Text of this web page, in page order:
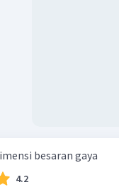
besaran gaya
4.2